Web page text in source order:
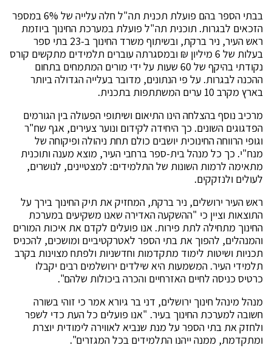
בבתי הספר בהם פועלת תכנית תה"ל חלה עלייה של 6% במספר
הזכאים לבגרות. תוכנית תה"ל פועלת במערכת החינוך ביוזמת
ראש העיר, ניר ברקת, ובשיתוף משרד החינוך ב-23 בתי ספר
בעלות של 6 מיליון ₪ ובמסגרתה עוברים תלמידים מתקשים קורס
נקודתי בהיקף של 60 שעות על ידי מורים המתמחים בתחום
ההכנה לבגרות. על פי הנתונים, מדובר בעלייה הגדולה ביותר
בארץ מקרב 10 ערים המשתתפות בתכנית.
מרכיב נוסף בהצלחה הינו התיאום ושיתופי הפעולה בין הגורמים
הפדגוגים השונים. כך היחידה לקידום ונוער צעירים, אגף שח"ר
וגופי הרווחה החינוכית יושבים כולם תחת ניהולה ופיקוחה של
מנח"י. כך כל מנהל בית-ספר ברחבי העיר, מוצא מענה ותוכנית
מתאימה לרמות השונות של התלמידים: למצטיינים, לנושרים,
לעולים ולנזקקים.
ראש העיר ירושלים, ניר ברקת, המחזיק את תיק החינוך בירך על
התוצאות וציין כי "ההשקעה האדירה שאנו משקיעים במערכת
החינוך מתחילה לתת פירות. אנו פועלים לקדם את איכות המורים
והמנהלים, להפוך את בתי הספר לאטרקטיביים ומושכים, להכניס
תכניות ושיטות לימוד מתקדמות וחדשניות ולפתח מצוינות בקרב
תלמידי העיר. המשמעות היא שילדים ירושלמים רבים יקבלו
כרטיס כניסה לחיים האזרחיים והכרה ביכולות שלהם".
מנהל מינהל חינוך ירושלים, דני בר גיורא אמר כי זוהי בשורה
חשובה למערכת החינוך בעיר. "אנו פועלים כל העת כדי לשפר
ולחזק את בתי הספר על מנת שנביא לאווירה לימודית יוצרת
ומתקדמת, ממנה ייהנו התלמידים בכל המגזרים".